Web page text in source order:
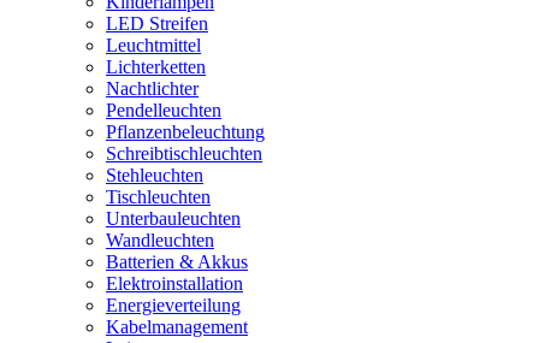
LED Streifen
Leuchtmittel
Lichterketten
Nachtlichter
Pendelleuchten
Pflanzenbeleuchtung
Schreibtischleuchten
Stehleuchten
Tischleuchten
Unterbauleuchten
Wandleuchten
Batterien & Akkus
Elektroinstallation
Energieverteilung
Kabelmanagement